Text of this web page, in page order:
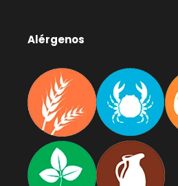
Alérgenos